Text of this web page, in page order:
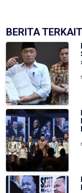
BERITA TERKAIT